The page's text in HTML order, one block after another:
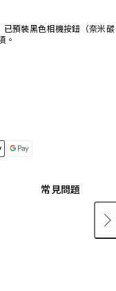
預裝黑色相機按鈕（奈米碳
。
常見問題